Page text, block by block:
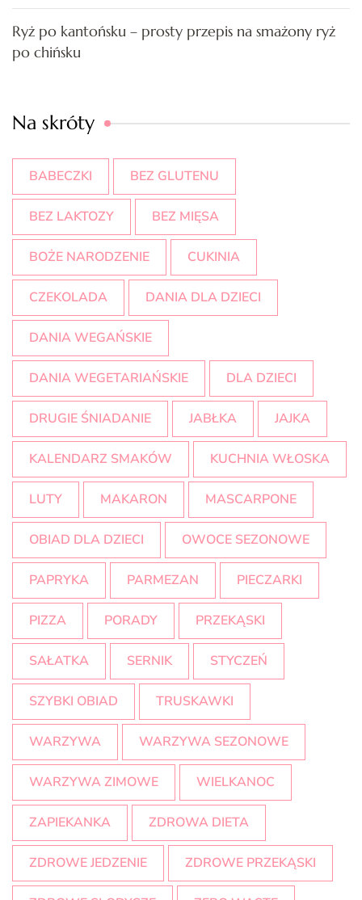
Ryż po kantońsku – prosty przepis na smażony ryż
po chińsku
Na skróty
BABECZKI BEZ GLUTENU
BEZ LAKTOZY BEZ MIĘSA
BOŻE NARODZENIE CUKINIA
CZEKOLADA DANIA DLA DZIECI
DANIA WEGAŃSKIE
DANIA WEGETARIAŃSKIE DLA DZIECI
DRUGIE ŚNIADANIE JABŁKA JAJKA
KALENDARZ SMAKÓW KUCHNIA WŁOSKA
LUTY MAKARON MASCARPONE
OBIAD DLA DZIECI OWOCE SEZONOWE
PAPRYKA PARMEZAN PIECZARKI
PIZZA PORADY PRZEKĄSKI
SAŁATKA SERNIK STYCZEŃ
SZYBKI OBIAD TRUSKAWKI
WARZYWA WARZYWA SEZONOWE
WARZYWA ZIMOWE WIELKANOC
ZAPIEKANKA ZDROWA DIETA
ZDROWE JEDZENIE ZDROWE PRZEKĄSKI